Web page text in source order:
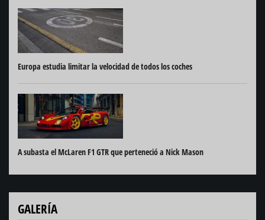
Europa estudia limitar la velocidad de todos los coches
A subasta el McLaren F1 GTR que perteneció a Nick Mason
GALERÍA